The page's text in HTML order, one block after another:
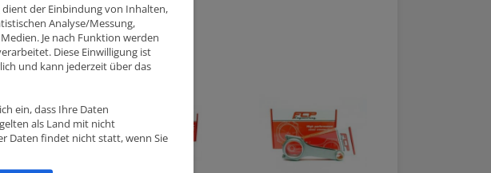
der Einbindung von Inhalten,
Analyse/Messung,
Je nach Funktion werden
Diese Einwilligung ist
und kann jederzeit über das
ein, dass Ihre Daten
als Land mit nicht
Daten findet nicht statt, wenn Sie